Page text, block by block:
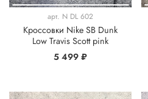
арт. N DL 602
Кроссовки Nike SB Dunk
Low Travis Scott pink
5 499 ₽